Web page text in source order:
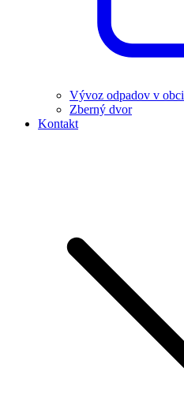
Vývoz odpadov v obci
Zberný dvor
Kontakt